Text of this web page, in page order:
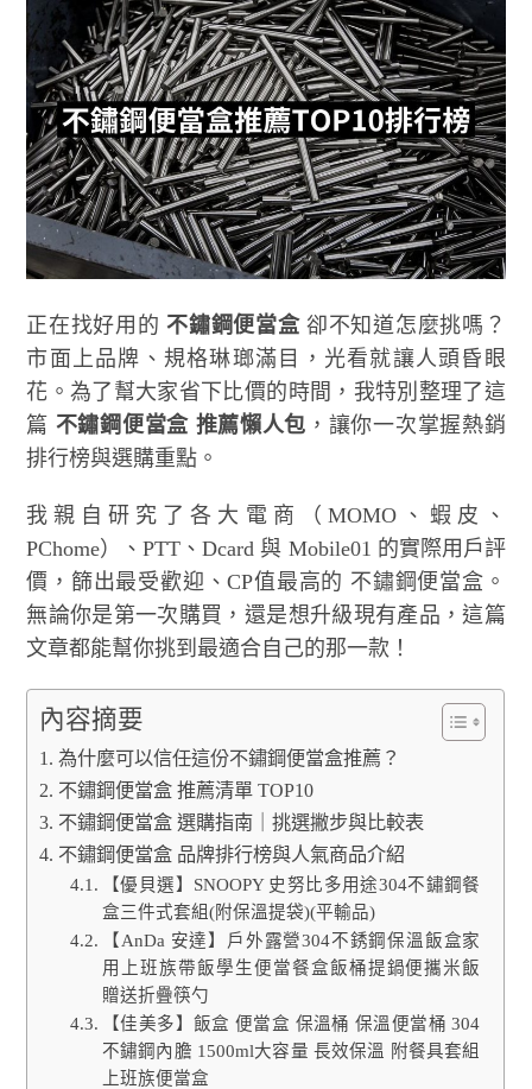
正在找好用的 不鏽鋼便當盒卻不知道怎麼挑嗎？
市面上品牌、規格琳瑯滿目，光看就讓人頭昏眼
花。為了幫大家省下比價的時間，我特別整理了這
篇 不鏽鋼便當盒 推薦懶人包 ，讓你一次掌握熱銷
排行榜與選購重點。
我親自研究了各大電商（MOMO、蝦皮、
PChome）、PTT、Dcard 與 Mobile01 的實際用戶評
價，篩出最受歡迎、CP值最高的 不鏽鋼便當盒。
無論你是第一次購買，還是想升級現有產品，這篇
文章都能幫你挑到最適合自己的那一款！
內容摘要
為什麼可以信任這份不鏽鋼便當盒推薦？
不鏽鋼便當盒 推薦清單 TOP10
不鏽鋼便當盒 選購指南｜挑選撇步與比較表
不鏽鋼便當盒 品牌排行榜與人氣商品介紹
【優貝選】SNOOPY 史努比多用途304不鏽鋼餐
盒三件式套組(附保溫提袋)(平輸品)
【AnDa 安達】戶外露營304不銹鋼保溫飯盒家
用上班族帶飯學生便當餐盒飯桶提鍋便攜米飯
贈送折疊筷勺
【佳美多】飯盒 便當盒 保溫桶 保溫便當桶 304
不鏽鋼內膽 1500ml大容量 長效保溫 附餐具套組
上班族便當盒